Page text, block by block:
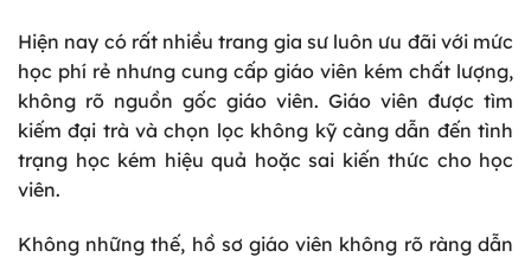
Hiện nay có rất nhiều trang gia sư luôn ưu đãi với mức
học phí rẻ nhưng cung cấp giáo viên kém chất lượng,
không rõ nguồn gốc giáo viên. Giáo viên được tìm
kiếm đại trà và chọn lọc không kỹ càng dẫn đến tình
trạng học kém hiệu quả hoặc sai kiến thức cho học
viên.
Không những thế, hồ sơ giáo viên không rõ ràng dẫn